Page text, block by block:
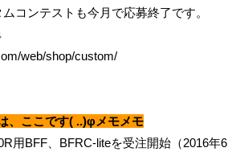
コンテストも今月で応募終了です。
web/shop/custom/
、ここです( ..)φメモメモ
用BFF、BFRC-liteを受注開始（2016年6